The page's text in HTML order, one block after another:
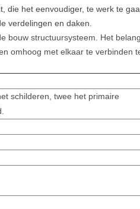
die het eenvoudiger, te werk te
verdelingen en daken.
bouw structuursysteem. Het
omhoog met elkaar te verbinden
schilderen, twee het primaire